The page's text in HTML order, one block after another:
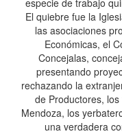
especie de trabajo
El quiebre fue la
las asociaciones
Económicas, el
Concejalas,
presentando
rechazando la
de Productores,
Mendoza, los
una verdadera